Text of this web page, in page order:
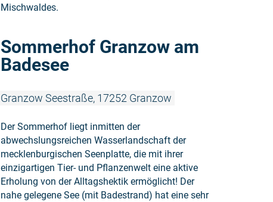
Mischwaldes.
Sommerhof Granzow am
Badesee
Granzow Seestraße, 17252 Granzow
Der Sommerhof liegt inmitten der
abwechslungsreichen Wasserlandschaft der
mecklenburgischen Seenplatte, die mit ihrer
einzigartigen Tier- und Pflanzenwelt eine aktive
Erholung von der Alltagshektik ermöglicht! Der
nahe gelegene See (mit Badestrand) hat eine sehr